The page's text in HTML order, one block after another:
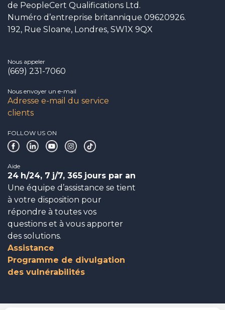
de PeopleCert Qualifications Ltd.
Numéro d’entreprise britannique 09620926.
192, Rue Sloane, Londres, SW1X 9QX
Nous appeler
(669) 231-7060
Nous envoyer un e-mail
Adresse e-mail du service
clients
FOLLOW US ON
Aide
24 h/24, 7 j/7, 365 jours par an
Une équipe d’assistance se tient
à votre disposition pour
répondre à toutes vos
questions et à vous apporter
des solutions.
Assistance
Programme de divulgation
des vulnérabilités